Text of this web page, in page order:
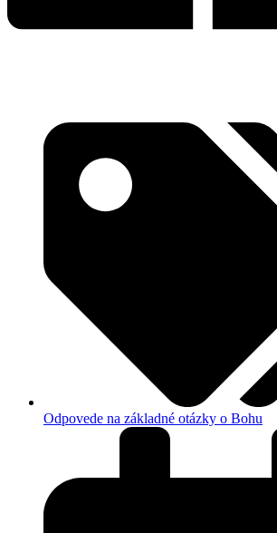
Odpovede na základné otázky o Bohu